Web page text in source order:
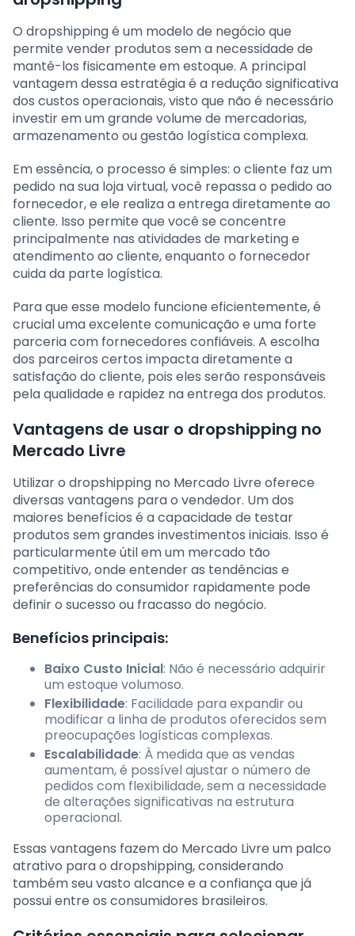
O dropshipping é um modelo de negócio que
permite vender produtos sem a necessidade de
mantê-los fisicamente em estoque. A principal
vantagem dessa estratégia é a redução significativa
dos custos operacionais, visto que não é necessário
investir em um grande volume de mercadorias,
armazenamento ou gestão logística complexa.
Em essência, o processo é simples: o cliente faz um
pedido na sua loja virtual, você repassa o pedido ao
fornecedor, e ele realiza a entrega diretamente ao
cliente. Isso permite que você se concentre
principalmente nas atividades de marketing e
atendimento ao cliente, enquanto o fornecedor
cuida da parte logística.
Para que esse modelo funcione eficientemente, é
crucial uma excelente comunicação e uma forte
parceria com fornecedores confiáveis. A escolha
dos parceiros certos impacta diretamente a
satisfação do cliente, pois eles serão responsáveis
pela qualidade e rapidez na entrega dos produtos.
Vantagens de usar o dropshipping no
Mercado Livre
Utilizar o dropshipping no Mercado Livre oferece
diversas vantagens para o vendedor. Um dos
maiores benefícios é a capacidade de testar
produtos sem grandes investimentos iniciais. Isso é
particularmente útil em um mercado tão
competitivo, onde entender as tendências e
preferências do consumidor rapidamente pode
definir o sucesso ou fracasso do negócio.
Benefícios principais:
Baixo Custo Inicial: Não é necessário adquirir
um estoque volumoso.
Flexibilidade: Facilidade para expandir ou
modificar a linha de produtos oferecidos sem
preocupações logísticas complexas.
Escalabilidade: À medida que as vendas
aumentam, é possível ajustar o número de
pedidos com flexibilidade, sem a necessidade
de alterações significativas na estrutura
operacional.
Essas vantagens fazem do Mercado Livre um palco
atrativo para o dropshipping, considerando
também seu vasto alcance e a confiança que já
possui entre os consumidores brasileiros.